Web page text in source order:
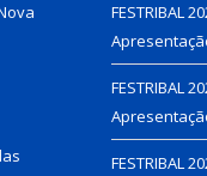
FESTRIBAL
FESTRIBAL
FESTRIBAL